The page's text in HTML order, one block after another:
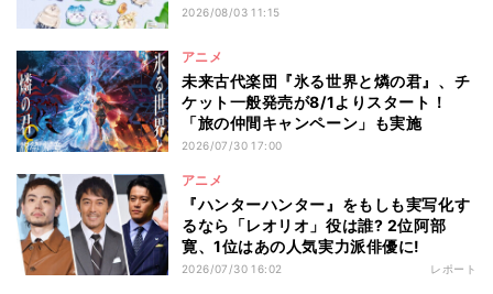
2026/08/03 11:15
アニメ
未来古代楽団『氷る世界と燐の君』、チ
ケット一般発売が8/1よりスタート！
「旅の仲間キャンペーン」も実施
2026/07/30 17:00
アニメ
『ハンターハンター』をもしも実写化す
るなら「レオリオ」役は誰? 2位阿部
寛、1位はあの人気実力派俳優に!
2026/07/30 16:02 レポート